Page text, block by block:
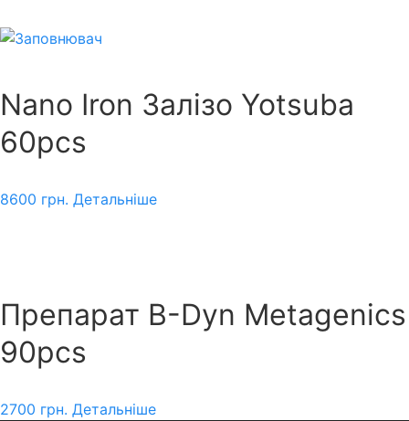
Nano Iron Залізо Yotsuba
60pcs
8600 грн. Детальніше
Препарат B-Dyn Metagenics
90pcs
2700 грн. Детальніше